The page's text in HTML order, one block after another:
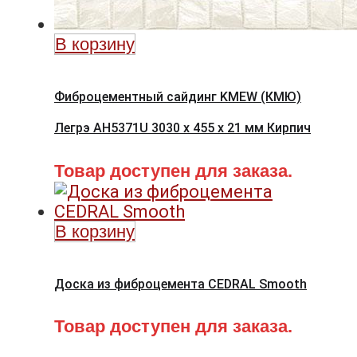
В корзину
Фиброцементный сайдинг KMEW (КМЮ)
Легрэ AH5371U 3030 x 455 x 21 мм Кирпич
Товар доступен для заказа.
В корзину
Доска из фиброцемента CEDRAL Smooth
Товар доступен для заказа.